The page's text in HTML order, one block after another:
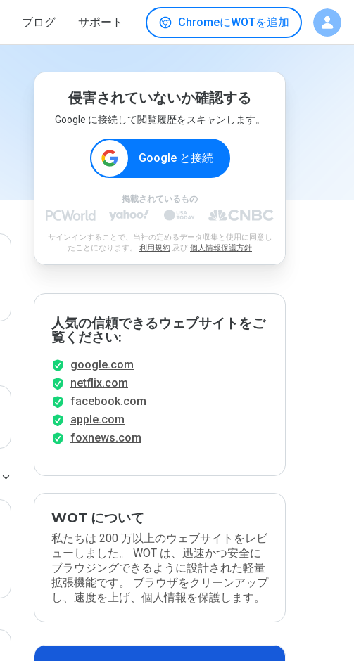
ブログ サポート ChromeにWOTを追加
侵害されていないか確認する
Google に接続して閲覧履歴をスキャンします。
Google と接続
掲載されているもの
サインインすることで、当社の定めるデータ収集と使用に同意し
たことになります。 利用規約 及び 個人情報保護方針
人気の信頼できるウェブサイトをご
覧ください:
google.com
netflix.com
facebook.com
apple.com
foxnews.com
WOT について
私たちは 200 万以上のウェブサイトをレビ
ューしました。 WOT は、迅速かつ安全に
ブラウジングできるように設計された軽量
拡張機能です。 ブラウザをクリーンアップ
し、速度を上げ、個人情報を保護します。